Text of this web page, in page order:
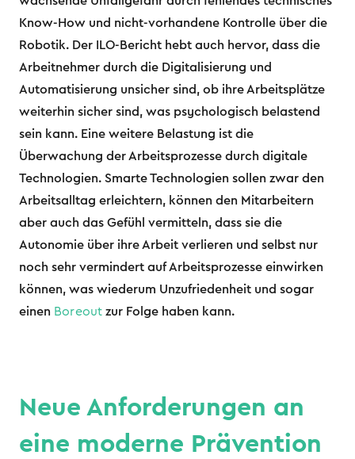
Know-How und nicht-vorhandene Kontrolle über die
Robotik. Der ILO-Bericht hebt auch hervor, dass die
Arbeitnehmer durch die Digitalisierung und
Automatisierung unsicher sind, ob ihre Arbeitsplätze
weiterhin sicher sind, was psychologisch belastend
sein kann. Eine weitere Belastung ist die
Überwachung der Arbeitsprozesse durch digitale
Technologien. Smarte Technologien sollen zwar den
Arbeitsalltag erleichtern, können den Mitarbeitern
aber auch das Gefühl vermitteln, dass sie die
Autonomie über ihre Arbeit verlieren und selbst nur
noch sehr vermindert auf Arbeitsprozesse einwirken
können, was wiederum Unzufriedenheit und sogar
einen Boreout zur Folge haben kann.
Neue Anforderungen an
eine moderne Prävention